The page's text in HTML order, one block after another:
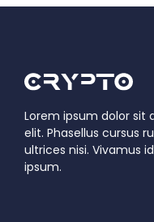
Lorem ipsum dolor sit
elit. Phasellus cursus
ultrices nisi. Vivamus
ipsum.